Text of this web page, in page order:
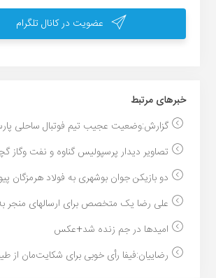
عضویت در کانال تلگرام
خبر‌های مرتبط
گزارش:وضعیت عجیب تیم فوتبال ساحلی
تصاویر دیدار پرسپولیس گناوه و نفت
دو بازیکن جوان بوشهری به فولاد هرمزگان
علی رضا یک متخصص برای ارسالهای
امیدها در جم زنده شد+عکس
رضاییان:فیفا رأی خوبی برای شکایت‌مان از